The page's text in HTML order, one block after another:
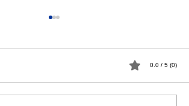
0.0 / 5 (0)